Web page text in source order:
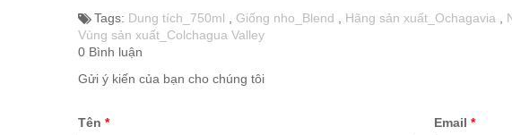
Tags: Dung tích_750ml , Giống nho_Blend , Hãng sản xuất_Ochagavia ,
Vùng sản xuất_Colchagua Valley
0 Bình luận
Gửi ý kiến của bạn cho chúng tôi
Tên * Email *